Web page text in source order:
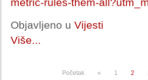
Objavljeno u Vijesti
Više...
Početak « 1 2